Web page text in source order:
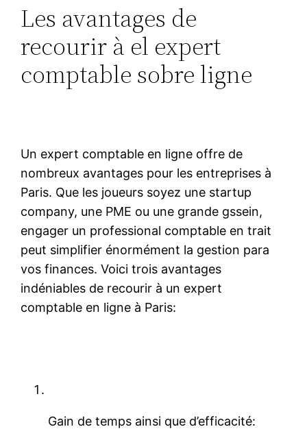
Les avantages de
recourir à el expert
comptable sobre ligne
Un expert comptable en ligne offre de
nombreux avantages pour les entreprises à
Paris. Que les joueurs soyez une startup
company, une PME ou une grande gssein,
engager un professional comptable en trait
peut simplifier énormément la gestion para
vos finances. Voici trois avantages
indéniables de recourir à un expert
comptable en ligne à Paris:
Gain de temps ainsi que d’efficacité: